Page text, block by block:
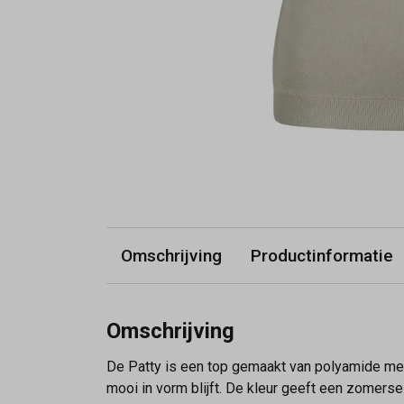
Omschrijving Productinformatie
Omschrijving
De Patty is een top gemaakt van polyamide
mooi in vorm blijft. De kleur geeft een